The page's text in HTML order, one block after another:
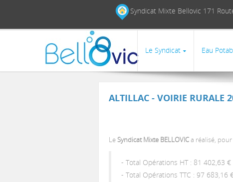
Syndicat Mixte Bellovic 171
Le Syndicat Eau
ALTILLAC - VOIRIE RURALE
LeSyndicat Mixte BELLOVICa réalisé,
- Total Opérations HT : 81 402,63 €
- Total Opérations TTC : 97 683,16